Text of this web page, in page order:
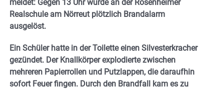
meldet: Gegen 13 Uhr wurde an der Rosenheimer
Realschule am Nörreut plötzlich Brandalarm
ausgelöst.
Ein Schüler hatte in der Toilette einen Silvesterkracher
gezündet. Der Knallkörper explodierte zwischen
mehreren Papierrollen und Putzlappen, die daraufhin
sofort Feuer fingen. Durch den Brandfall kam es zu